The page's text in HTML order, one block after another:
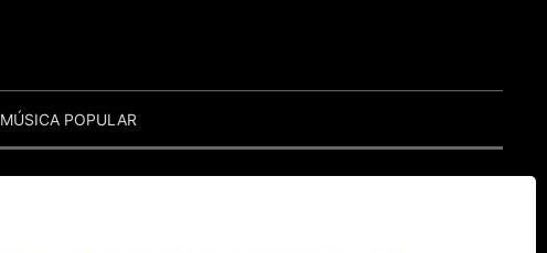
MÚSICA POPULAR